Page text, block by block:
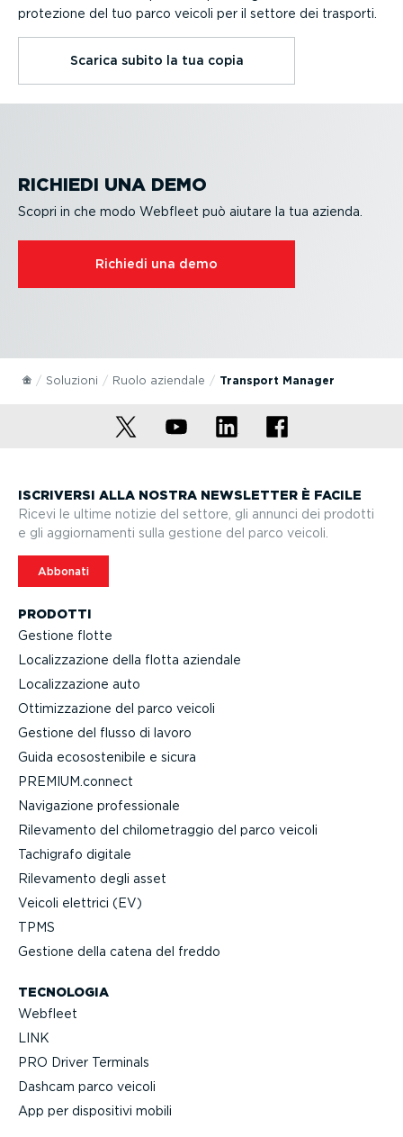
protezione del tuo parco veicoli per il settore dei trasporti.
Scarica subito la tua copia
RICHIEDI UNA DEMO
Scopri in che modo Webfleet può aiutare la tua azienda.
Richiedi una demo
Soluzioni Ruolo aziendale Transport Manager
PRODOTTI
Gestione flotte
Localiz­za­zione della flotta aziendale
Localiz­za­zione auto
Ottimiz­za­zione del parco veicoli
Gestione del flusso di lavoro
Guida ecoso­ste­nibile e sicura
PREMIUM.connect
Navigazione profes­sionale
Rilevamento del chilo­me­traggio del parco veicoli
Tachigrafo digitale
Rilevamento degli asset
Veicoli elettrici (EV)
TPMS
Gestione della catena del freddo
TECNOLOGIA
Webfleet
LINK
PRO Driver Terminals
Dashcam parco veicoli
App per dispositivi mobili
ISCRIVERSI ALLA NOSTRA NEWSLETTER È FACILE
Ricevi le ultime notizie del settore, gli annunci dei prodotti
e gli aggior­na­menti sulla gestione del parco veicoli.
Abbonati